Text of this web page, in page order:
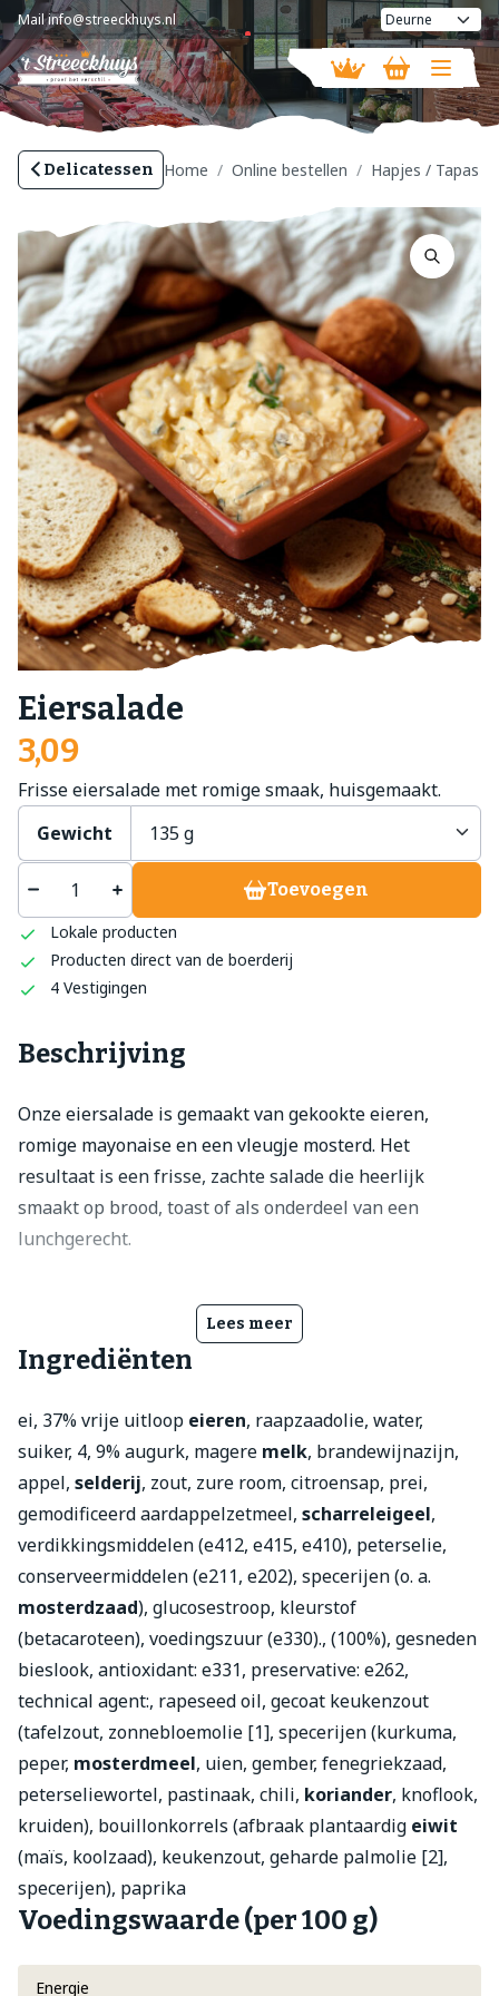
Mailinfo@streeckhuys.nl
Vandaag geopend van08:30 - 18:00
Delicatessen Home Online bestellen Hapjes / Tapas
Eiersalade
3,09
Frisse eiersalade met romige smaak, huisgemaakt.
Gewicht
Toevoegen
Lokale producten
Producten direct van de boerderij
4 Vestigingen
Beschrijving
Onze eiersalade is gemaakt van gekookte eieren,
romige mayonaise en een vleugje mosterd. Het
resultaat is een frisse, zachte salade die heerlijk
smaakt op brood, toast of als onderdeel van een
lunchgerecht.
Lees meer
Ingrediënten
ei, 37% vrije uitloop eieren, raapzaadolie, water,
suiker, 4, 9% augurk, magere melk, brandewijnazijn,
appel, selderij, zout, zure room, citroensap, prei,
gemodificeerd aardappelzetmeel, scharreleigeel,
verdikkingsmiddelen (e412, e415, e410), peterselie,
conserveermiddelen (e211, e202), specerijen (o. a.
mosterdzaad), glucosestroop, kleurstof
(betacaroteen), voedingszuur (e330)., (100%), gesneden
bieslook, antioxidant: e331, preservative: e262,
technical agent:, rapeseed oil, gecoat keukenzout
(tafelzout, zonnebloemolie [1], specerijen (kurkuma,
peper, mosterdmeel, uien, gember, fenegriekzaad,
peterseliewortel, pastinaak, chili, koriander, knoflook,
kruiden), bouillonkorrels (afbraak plantaardig eiwit
(maïs, koolzaad), keukenzout, geharde palmolie [2],
specerijen), paprika
Voedingswaarde (per 100 g)
Energie